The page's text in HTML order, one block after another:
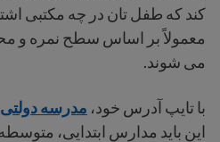
کند که طفل تان در چه مکتبی
معمولاً بر اساس سطح نمره و
می شوند.
با تایپ آدرس خود، مدرسه دولتی
این باید مدارس ابتدایی،